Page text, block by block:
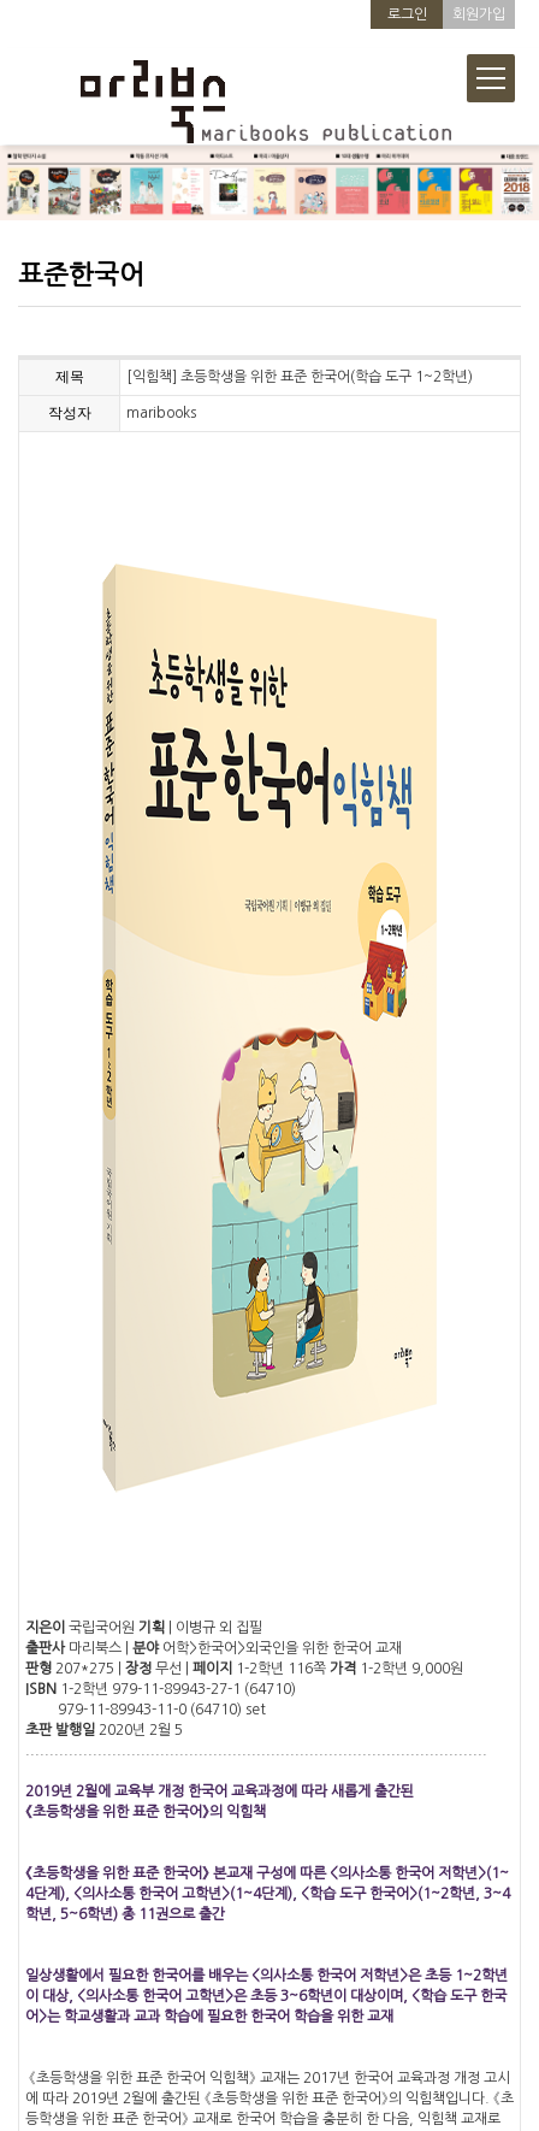
로그인 회원가입
표준한국어
제목 [익힘책] 초등학생을 위한 표준 한국어(학습 도구 1~2학년)
작성자 maribooks
지은이 국립국어원 기획 | 이병규 외 집필
출판사마리북스 | 분야어학>한국어>외국인을 위한 한국어 교재
판형 207*275 | 장정 무선 | 페이지 1-2학년 116쪽 가격 1-2학년 9,000원
ISBN 1-2학년 979-11-89943-27-1 (64710)
979-11-89943-11-0 (64710) set
초판 발행일 2020년 2월 5
2019년 2월에 교육부 개정 한국어 교육과정에 따라 새롭게 출간된
《초등학생을 위한 표준 한국어》의 익힘책
《초등학생을 위한 표준 한국어》 본교재 구성에 따른 <의사소통 한국어 저학년>(1~
4단계), <의사소통 한국어 고학년>(1~4단계), <학습 도구 한국어>(1~2학년, 3~4
학년, 5~6학년) 총 11권으로 출간
일상생활에서 필요한 한국어를 배우는 <의사소통 한국어 저학년>은 초등 1~2학년
이 대상, <의사소통 한국어 고학년>은 초등 3~6학년이 대상이며, <학습 도구 한국
어>는 학교생활과 교과 학습에 필요한 한국어 학습을 위한 교재
《초등학생을 위한 표준 한국어 익힘책》 교재는 2017년 한국어 교육과정 개정 고시
에 따라 2019년 2월에 출간된 《초등학생을 위한 표준 한국어》의 익힘책입니다. 《초
등학생을 위한 표준 한국어》 교재로 한국어 학습을 충분히 한 다음, 익힘책 교재로